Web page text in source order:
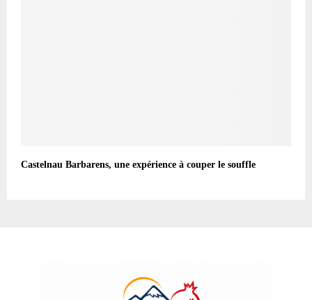
Castelnau Barbarens, une expérience à couper le souffle